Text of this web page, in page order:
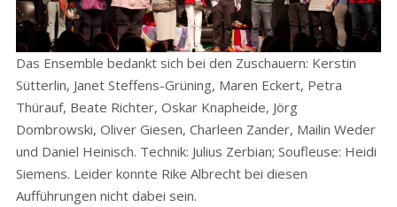
Das Ensemble bedankt sich bei den Zuschauern: Kerstin
Sütterlin, Janet Steffens-Grüning, Maren Eckert, Petra
Thürauf, Beate Richter, Oskar Knapheide, Jörg
Dombrowski, Oliver Giesen, Charleen Zander, Mailin Weder
und Daniel Heinisch. Technik: Julius Zerbian; Soufleuse: Heidi
Siemens. Leider konnte Rike Albrecht bei diesen
Aufführungen nicht dabei sein.